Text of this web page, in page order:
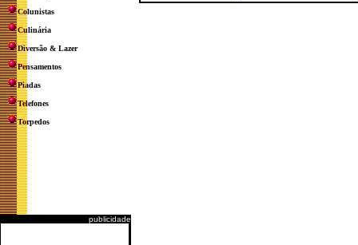
Colunistas
Culinária
Diversão & Lazer
Pensamentos
Piadas
Telefones
Torpedos
publicidade